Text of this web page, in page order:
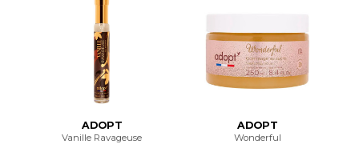
ADOPT
Vanille Ravageuse
ADOPT
Wonderful